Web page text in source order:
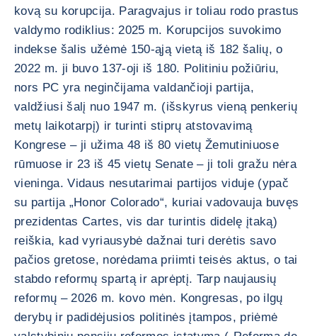
kovą su korupcija. Paragvajus ir toliau rodo prastus
valdymo rodiklius: 2025 m. Korupcijos suvokimo
indekse šalis užėmė 150-ąją vietą iš 182 šalių, o
2022 m. ji buvo 137-oji iš 180. Politiniu požiūriu,
nors PC yra neginčijama valdančioji partija,
valdžiusi šalį nuo 1947 m. (išskyrus vieną penkerių
metų laikotarpį) ir turinti stiprų atstovavimą
Kongrese – ji užima 48 iš 80 vietų Žemutiniuose
rūmuose ir 23 iš 45 vietų Senate – ji toli gražu nėra
vieninga. Vidaus nesutarimai partijos viduje (ypač
su partija „Honor Colorado“, kuriai vadovauja buvęs
prezidentas Cartes, vis dar turintis didelę įtaką)
reiškia, kad vyriausybė dažnai turi derėtis savo
pačios gretose, norėdama priimti teisės aktus, o tai
stabdo reformų spartą ir aprėptį. Tarp naujausių
reformų – 2026 m. kovo mėn. Kongresas, po ilgų
derybų ir padidėjusios politinės įtampos, priėmė